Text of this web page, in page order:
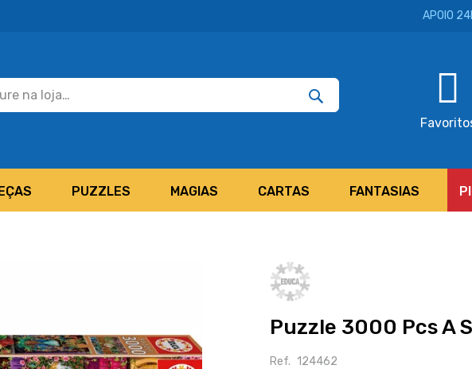
APOIO
Pesquisar Pesquisar
PUZZLES MAGIAS CARTAS FANTASIAS
Puzzle 3000 Pcs A
Ref. 124462